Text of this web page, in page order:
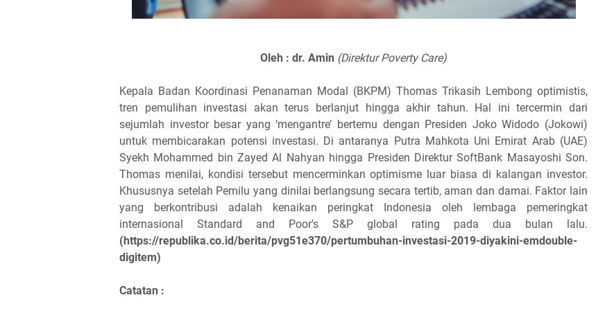
Oleh : dr. Amin (Direktur Poverty Care)
Kepala Badan Koordinasi Penanaman Modal (BKPM) Thomas Trikasih Lembong optimistis,
tren pemulihan investasi akan terus berlanjut hingga akhir tahun. Hal ini tercermin dari
sejumlah investor besar yang ‘mengantre’ bertemu dengan Presiden Joko Widodo (Jokowi)
untuk membicarakan potensi investasi. Di antaranya Putra Mahkota Uni Emirat Arab (UAE)
Syekh Mohammed bin Zayed Al Nahyan hingga Presiden Direktur SoftBank Masayoshi Son.
Thomas menilai, kondisi tersebut mencerminkan optimisme luar biasa di kalangan investor.
Khususnya setelah Pemilu yang dinilai berlangsung secara tertib, aman dan damai. Faktor lain
yang berkontribusi adalah kenaikan peringkat Indonesia oleh lembaga pemeringkat
internasional Standard and Poor's S&P global rating pada dua bulan lalu.
(https://republika.co.id/berita/pvg51e370/pertumbuhan-investasi-2019-diyakini-emdouble-
digitem)
Catatan :